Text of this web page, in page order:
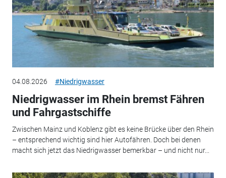
04.08.2026 #Niedrigwasser
Niedrigwasser im Rhein bremst Fähren
und Fahrgastschiffe
Zwischen Mainz und Koblenz gibt es keine Brücke über den Rhein
– entsprechend wichtig sind hier Autofähren. Doch bei denen
macht sich jetzt das Niedrigwasser bemerkbar – und nicht nur...